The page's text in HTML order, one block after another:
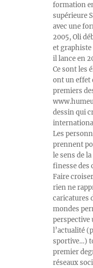
formation
supérieure
avec une
2005, Oli
et graphiste
il lance en
Ce sont les
ont un effet
premiers
dessin qui
Les
prennent
le sens de
finesse des
Faire
rien ne
caricatures
mondes
perspective
l’actualité
sportive…)
premier
réseaux